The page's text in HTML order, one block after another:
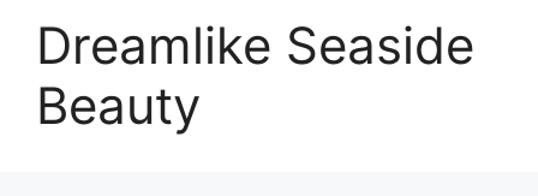
Dreamlike Seaside
Beauty